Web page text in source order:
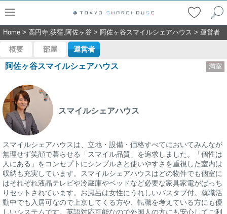
Home > 高円寺,荻窪,阿佐ヶ谷 > 阿佐ヶ谷スマイルシェアハウス > 運営者
概要 部屋 運営者
阿佐ヶ谷スマイルシェアハウス 満室
スマイルシェアハウス
スマイルシェアハウスは、立地・設備・価格すべてにおいてみんなが
無理せず笑顔で暮らせる「スマイル品質」を追求しました。「個性は
人にある」をコンセプトにシンプルさと使いやすさを重視した室内は
収納も充実しています。スマイルシェアハウスはどの物件でも個室に
はそれぞれ液晶テレビや冷蔵庫やベッドなど必要な家具家電がばっち
りセットされています。お風呂は女性にうれしいバスタブ付。就職活
動中でも入居可なので上京してくる方や、転職を考えている方にも優
しいシステムです。英語対応可能なので外国人の方にも安心してご利